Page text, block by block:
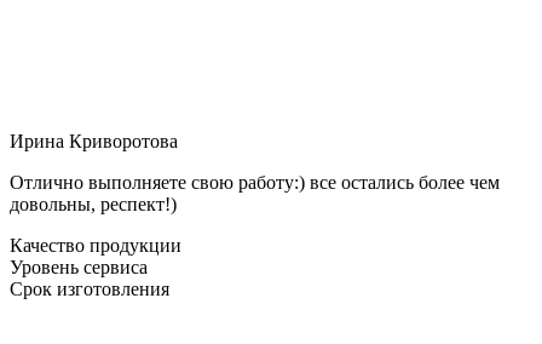
Ирина Криворотова
Отлично выполняете свою работу:) все остались более чем
довольны, респект!)
Качество продукции
Уровень сервиса
Срок изготовления